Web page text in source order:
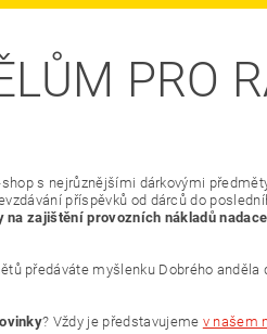
PRO
s nejrůznějšími dárkovými
příspěvků od dárců do
na zajištění provozních nákladů nadace
předáváte myšlenku Dobrého anděla
? Vždy je představujeme v našem